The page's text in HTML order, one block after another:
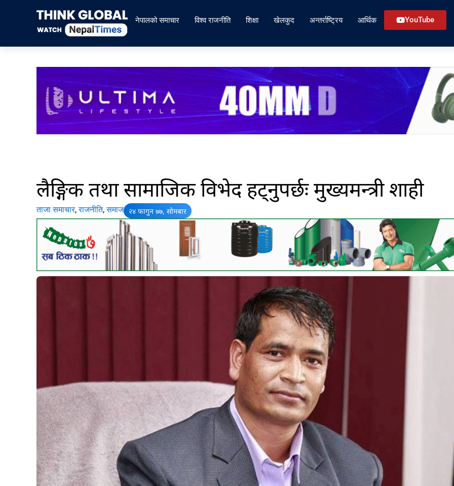
नेपालको समाचार विश्व राजनीति शिक्षा खेलकुद अन्तर्राष्ट्रिय आर्थिक YouTube
लैङ्गिक तथा सामाजिक विभेद हट्नुपर्छः मुख्यमन्त्री शाही
ताजा समाचार,राजनीति,समाज २४ फागुन ७७, सोमबार